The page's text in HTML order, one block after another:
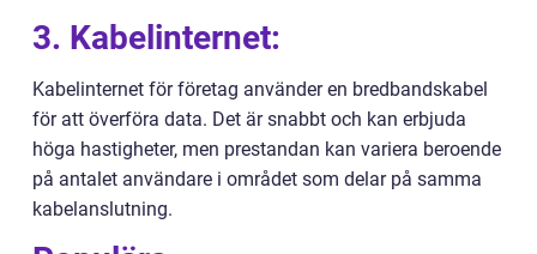
3. Kabelinternet:
Kabelinternet för företag använder en bredbandskabel
för att överföra data. Det är snabbt och kan erbjuda
höga hastigheter, men prestandan kan variera beroende
på antalet användare i området som delar på samma
kabelanslutning.